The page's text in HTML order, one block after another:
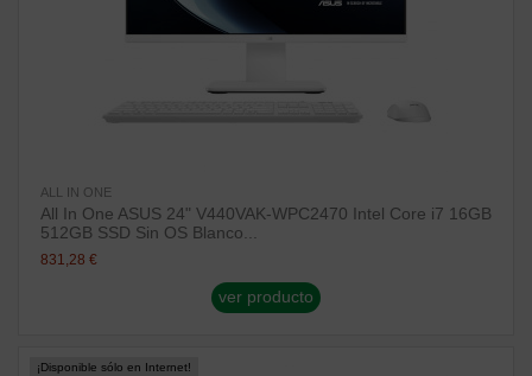
ALL IN ONE
All In One ASUS 24" V440VAK-WPC2470 Intel Core i7 16GB
512GB SSD Sin OS Blanco...
831,28 €
ver producto
¡Disponible sólo en Internet!